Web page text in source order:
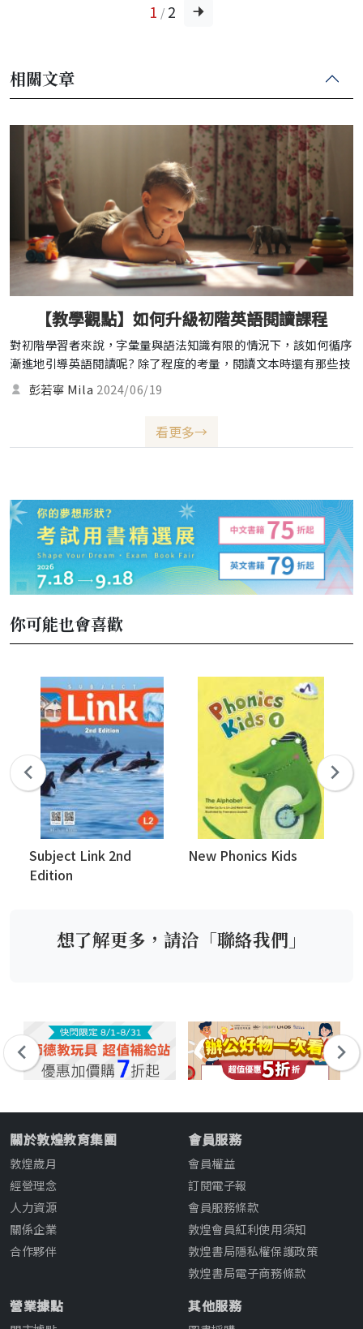
1 / 2
相關文章
【教學觀點】如何升級初階英語閱讀課程
對初階學習者來說，字彙量與語法知識有限的情況下，該如何循序
漸進地引導英語閱讀呢? 除了程度的考量，閱讀文本時還有那些技
巧可以提升學生的閱讀能力?本期邀請到彭老師，提供初階英語閱
讀升級方法!
彭若寧 Mila 2024/06/19
看更多→
你可能也會喜歡
Subject Link 2nd
Edition
New Phonics Kids
想了解更多，請洽「聯絡我們」
關於敦煌教育集團
敦煌歲月
經營理念
人力資源
關係企業
合作夥伴
會員服務
會員權益
訂閱電子報
會員服務條款
敦煌會員紅利使用須知
敦煌書局隱私權保護政策
敦煌書局電子商務條款
營業據點 其他服務